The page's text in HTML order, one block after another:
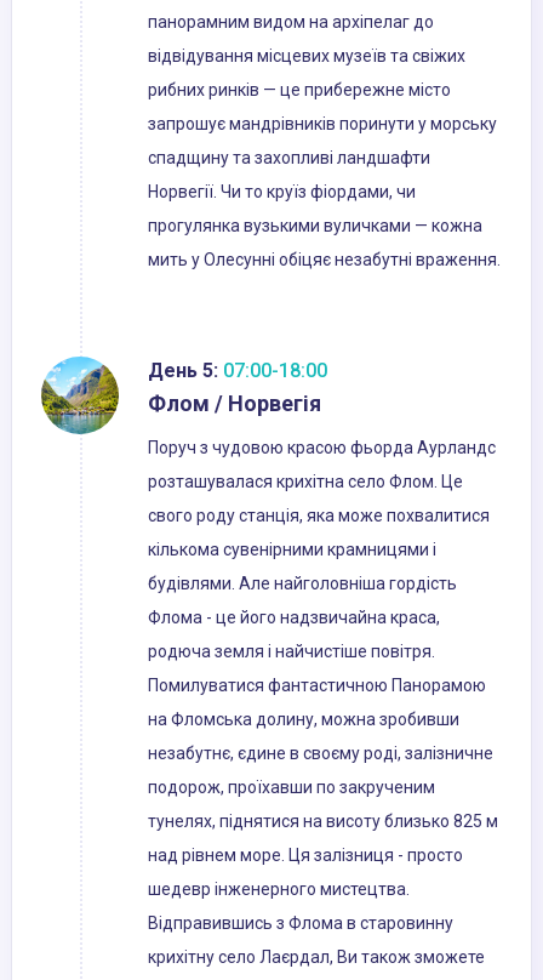
панорамним видом на архіпелаг до
відвідування місцевих музеїв та свіжих
рибних ринків — це прибережне місто
запрошує мандрівників поринути у морську
спадщину та захопливі ландшафти
Норвегії. Чи то круїз фіордами, чи
прогулянка вузькими вуличками — кожна
мить у Олесунні обіцяє незабутні враження.
День 5: 07:00-18:00
Флом / Норвегія
Поруч з чудовою красою фьорда Аурландс
розташувалася крихітна село Флом. Це
свого роду станція, яка може похвалитися
кількома сувенірними крамницями і
будівлями. Але найголовніша гордість
Флома - це його надзвичайна краса,
родюча земля і найчистіше повітря.
Помилуватися фантастичною Панорамою
на Фломська долину, можна зробивши
незабутнє, єдине в своєму роді, залізничне
подорож, проїхавши по закрученим
тунелях, піднятися на висоту близько 825 м
над рівнем море. Ця залізниця - просто
шедевр інженерного мистецтва.
Відправившись з Флома в старовинну
крихітну село Лаєрдал, Ви також зможете